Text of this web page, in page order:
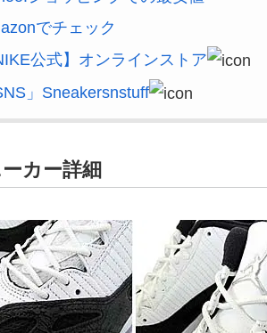
でチェック
公式】オンラインストア
」Sneakersnstuff
カー詳細